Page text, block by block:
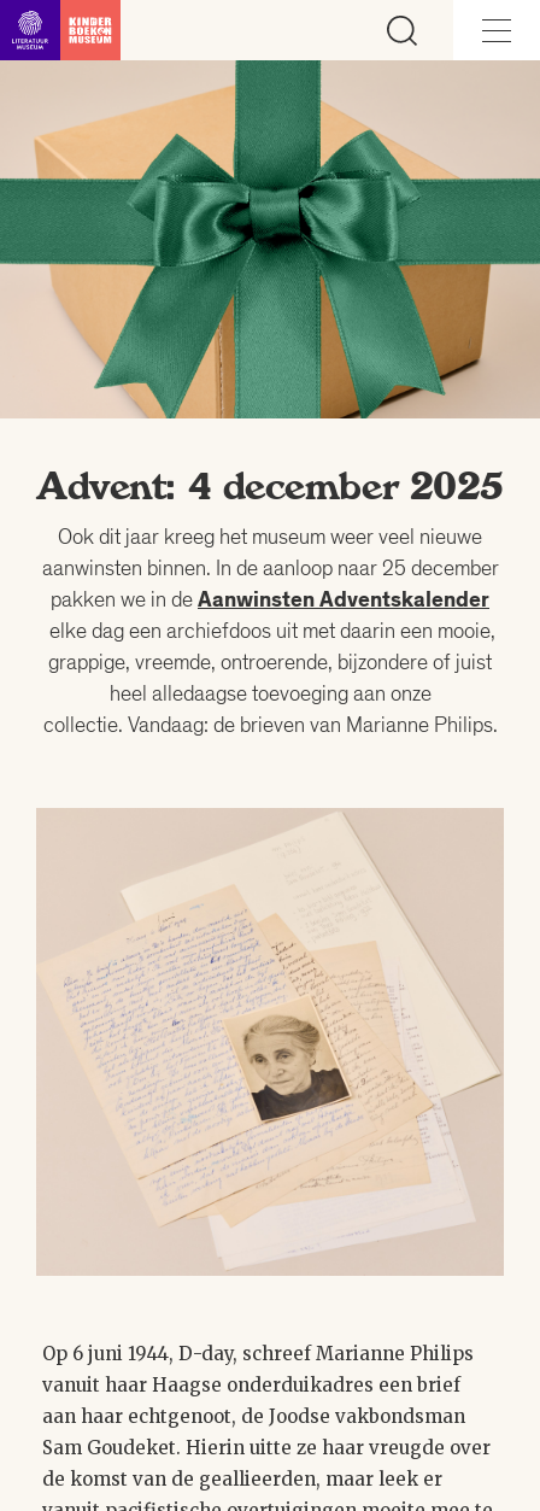
Ga direct naar inhoud
Advent: 4 december 2025
Ook dit jaar kreeg het museum weer veel nieuwe
aanwinsten binnen. In de aanloop naar 25 december
pakken we in deAanwinsten Adventskalender
elke dag een archiefdoos uit met daarin een mooie,
grappige, vreemde, ontroerende, bijzondere of juist
heel alledaagse toevoeging aan onze
collectie. Vandaag: de brieven van Marianne Philips.
Op 6 juni 1944, D-day, schreef Marianne Philips
vanuit haar Haagse onderduikadres een brief
aan haar echtgenoot, de Joodse vakbondsman
Sam Goudeket. Hierin uitte ze haar vreugde over
de komst van de geallieerden, maar leek er